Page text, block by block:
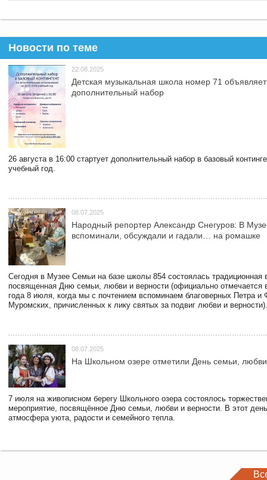
Новости по теме
22.08.2025
Детская музыкальная школа номер 71 объявляет
дополнительный набор
26 августа в 16:00 стартует дополнительный набор в базовый
учебный год.
08.07.2025
Народный репортер Александр Снегуров: В
вспоминали, обсуждали и гадали… на ромашке
Сегодня в Музее Семьи на базе школы 854 состоялась традиционная
посвященная Дню семьи, любви и верности (официально отмечается
года 8 июля, когда мы с почтением вспоминаем благоверных Петра и
Муромских, причисленных к лику святых за подвиг любви и верности).
08.07.2025
На Школьном озере отметили День семьи,
7 июля на живописном берегу Школьного озера состоялось
мероприятие, посвящённое Дню семьи, любви и верности. В этот
атмосфера уюта, радости и семейного тепла.